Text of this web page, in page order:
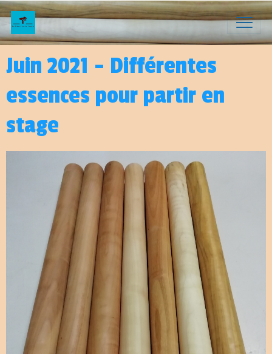
Juin 2021 - Différentes
essences pour partir en
stage